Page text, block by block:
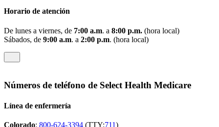
Horario de atención
De lunes a viernes, de 7:00 a.m. a 8:00 p.m. (hora local)
Sábados, de 9:00 a.m. a 2:00 p.m. (hora local)
Números de teléfono de Select Health Medicare
Línea de enfermería
Colorado: 800-624-3394 (TTY:711)